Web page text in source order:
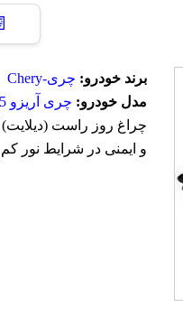
برند خودرو: چری-Chery
مدل خودرو: چری آریزو 5
و ایمنی در شرایط نور